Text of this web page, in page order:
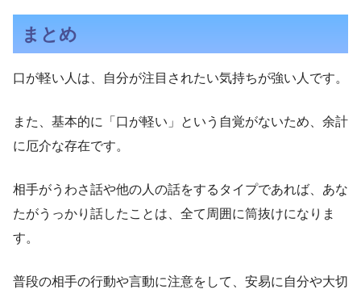
まとめ
口が軽い人は、自分が注目されたい気持ちが強い人です。
また、基本的に「口が軽い」という自覚がないため、余計
に厄介な存在です。
相手がうわさ話や他の人の話をするタイプであれば、あな
たがうっかり話したことは、全て周囲に筒抜けになりま
す。
普段の相手の行動や言動に注意をして、安易に自分や大切